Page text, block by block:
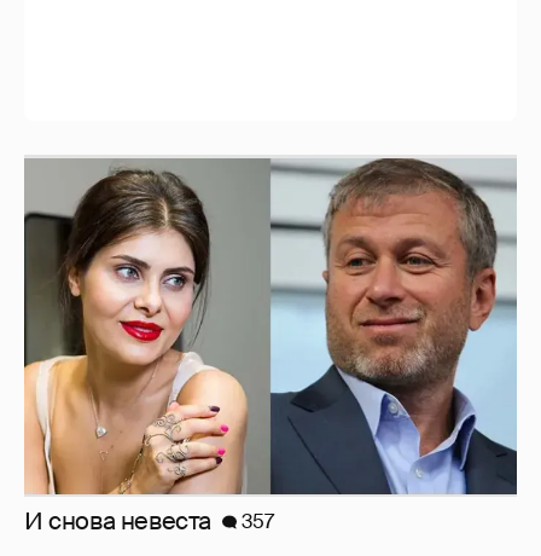
И снова невеста 357